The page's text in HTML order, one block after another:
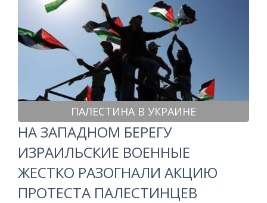
ПАЛЕСТИНА В УКРАИНЕ
НА ЗАПАДНОМ БЕРЕГУ
ИЗРАИЛЬСКИЕ ВОЕННЫЕ
ЖЕСТКО РАЗОГНАЛИ АКЦИЮ
ПРОТЕСТА ПАЛЕСТИНЦЕВ